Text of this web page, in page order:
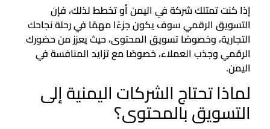
إذا كنت تمتلك شركة في اليمن أو تخطط لذلك، فإن
التسويق الرقمي سوف يكون جزءًا مهمًا في رحلة نجاحك
التجارية، وخصوصًا تسويق المحتوى، حيث يعزز من حضورك
الرقمي وجذب العملاء، خصوصًا مع تزايد المنافسة في
اليمن.
لماذا تحتاج الشركات اليمنية إلى
التسويق بالمحتوى؟